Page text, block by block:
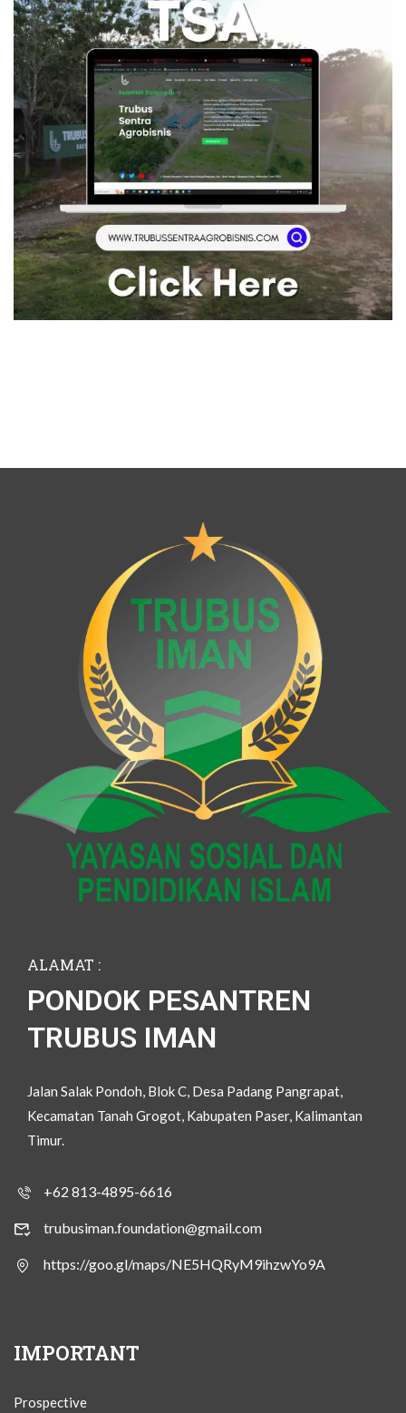
ALAMAT :
PONDOK PESANTREN
TRUBUS IMAN
Jalan Salak Pondoh, Blok C, Desa Padang Pangrapat,
Kecamatan Tanah Grogot, Kabupaten Paser, Kalimantan
Timur.
+62 813-4895-6616
trubusiman.foundation@gmail.com
https://goo.gl/maps/NE5HQRyM9ihzwYo9A
IMPORTANT
Prospective